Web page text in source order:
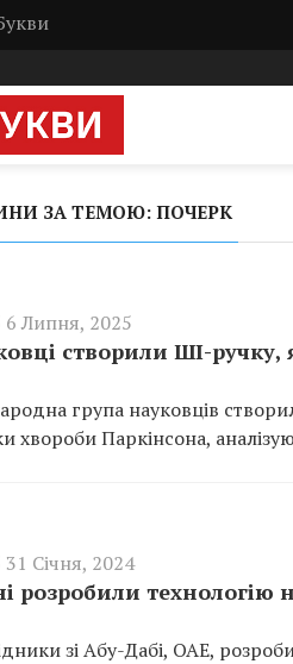
ЗА ТЕМОЮ: ПОЧЕРК
6 Липня, 2025
створили ШІ-ручку,
група науковців
хвороби Паркінсона,
Січня, 2024
розробили технологію
зі Абу-Дабі, ОАЕ,